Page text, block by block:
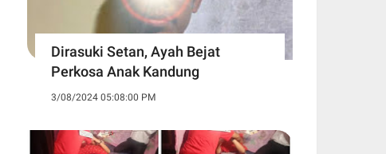
Dirasuki Setan, Ayah Bejat
Perkosa Anak Kandung
3/08/2024 05:08:00 PM